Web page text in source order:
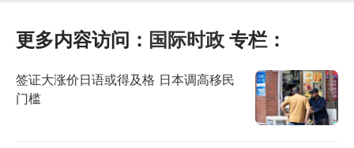
更多内容访问： 国际时政 专栏：
签证大涨价日语或得及格 日本调高移民
门槛